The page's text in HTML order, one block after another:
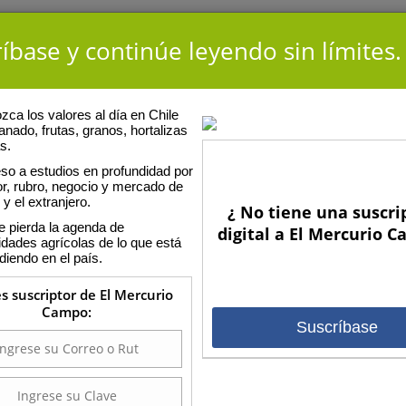
de la Universidad de Talca, magíster en Ciencias de la
la actualidad se desempeña como investigador del INIA
y se ha especializado en temáticas sobre fertilidad de suelos y
de plantas.
y continúe leyendo sin límites.
los valores al día en Chile
frutas, granos, hortalizas
a estudios en profundidad por
rubro, negocio y mercado de
y el extranjero.
pierda la agenda de
agrícolas de lo que está
en el país.
suscriptor de El Mercurio
Campo:
¿ No tiene una
digital a El Mercurio
Suscríbase